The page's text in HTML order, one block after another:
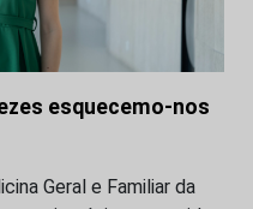
esquecemo-nos
Geral e Familiar da